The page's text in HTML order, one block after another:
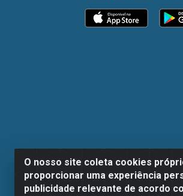
O nosso site coleta cookies
proporcionar uma experiência
publicidade relevante de acordo
Dispan Distribuidora